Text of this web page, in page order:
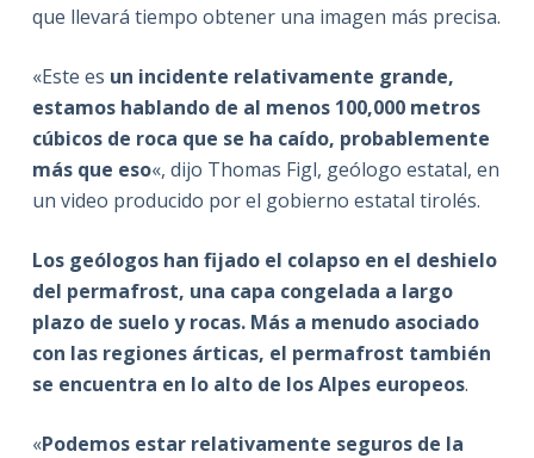
que llevará tiempo obtener una imagen más precisa.
«Este es un incidente relativamente grande,
estamos hablando de al menos 100,000 metros
cúbicos de roca que se ha caído, probablemente
más que eso«, dijo Thomas Figl, geólogo estatal, en
un video producido por el gobierno estatal tirolés.
Los geólogos han fijado el colapso en el deshielo
del permafrost, una capa congelada a largo
plazo de suelo y rocas. Más a menudo asociado
con las regiones árticas, el permafrost también
se encuentra en lo alto de los Alpes europeos.
«Podemos estar relativamente seguros de la